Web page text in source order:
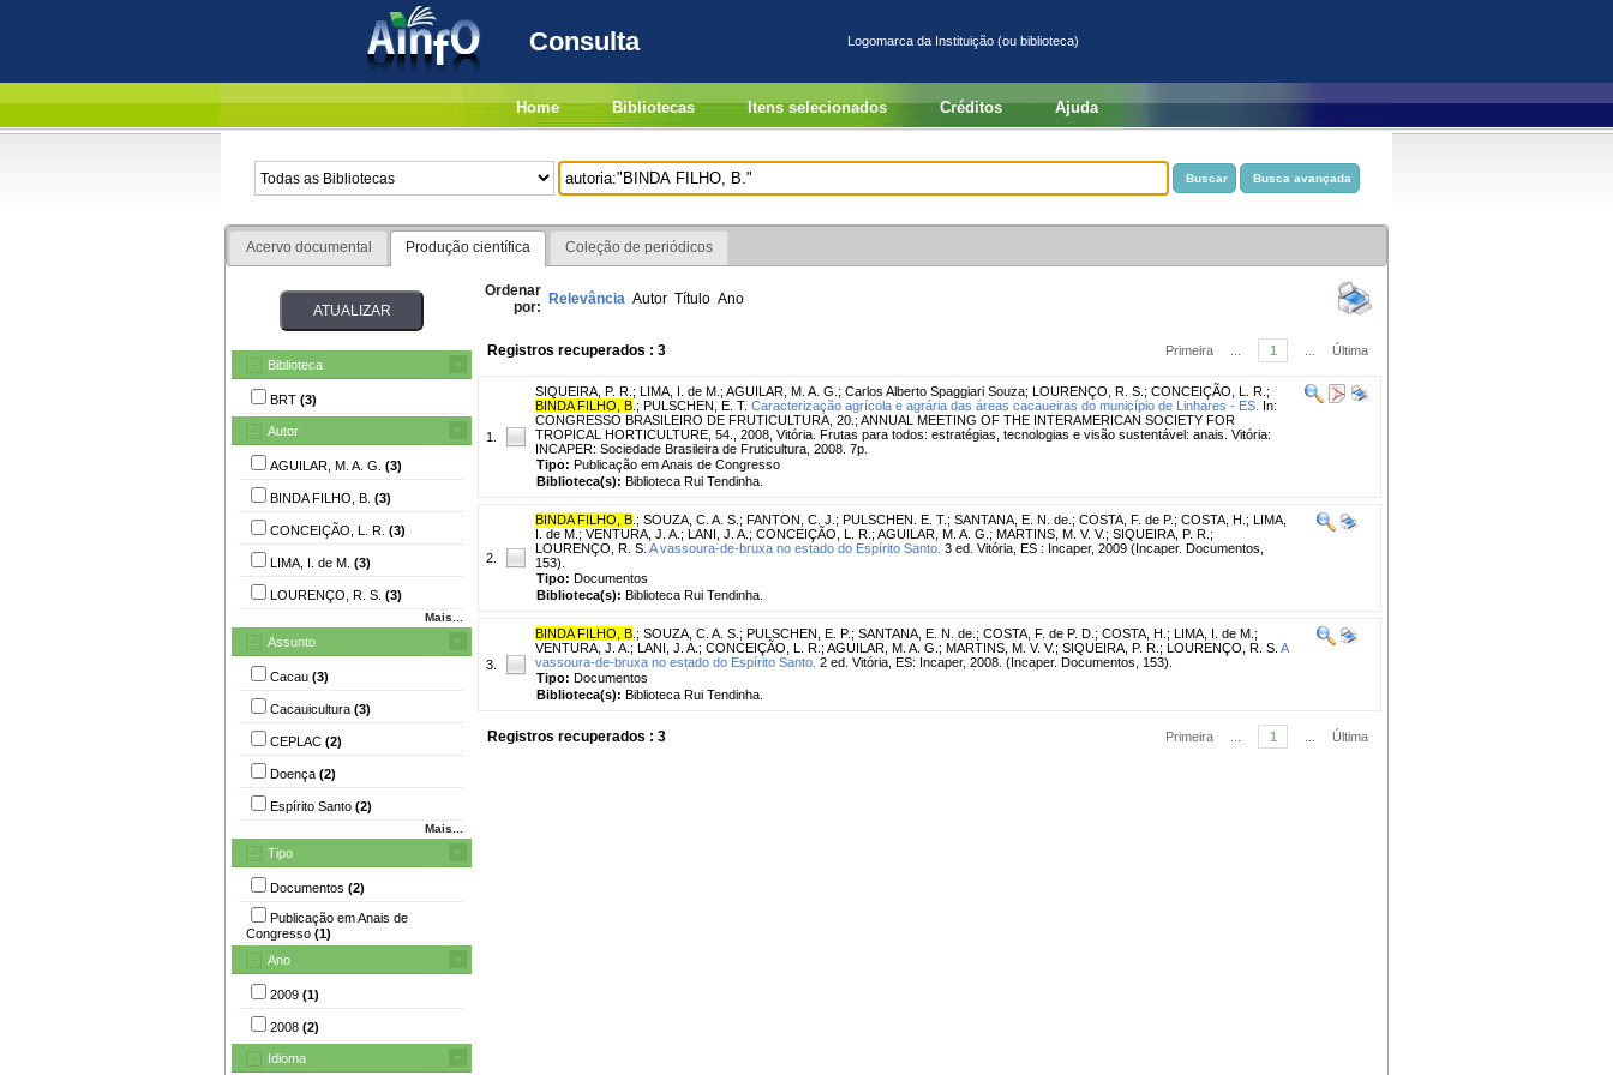
Consulta Logomarca da Instituição (ou biblioteca)
Home Bibliotecas Itens selecionados Créditos Ajuda
Acervo documental Produção científica Coleção de periódicos
Biblioteca
BRT (3)
Autor
AGUILAR, M. A. G. (3)
BINDA FILHO, B. (3)
CONCEIÇÃO, L. R. (3)
LIMA, I. de M. (3)
LOURENÇO, R. S. (3)
Mais...
Assunto
Cacau (3)
Cacauicultura (3)
CEPLAC (2)
Doença (2)
Espírito Santo (2)
Mais...
Tipo
Documentos (2)
Publicação em Anais de
Congresso (1)
Ano
2009 (1)
2008 (2)
Idioma
Ordenar
por: Relevância Autor Título Ano
Registros recuperados : 3 Primeira 1 Última
1.
SIQUEIRA, P. R. ; LIMA, I. de M. ; AGUILAR, M. A. G. ; Carlos Alberto Spaggiari Souza; LOURENÇO, R. S. ; CONCEIÇÃO, L. R. ;
BINDA FILHO, B ; PULSCHEN, E. T. Caracterização agrícola e agrária das áreas cacaueiras do município de Linhares - ES. In:
CONGRESSO BRASILEIRO DE FRUTICULTURA, 20.; ANNUAL MEETING OF THE INTERAMERICAN SOCIETY FOR
TROPICAL HORTICULTURE, 54., 2008, Vitória. Frutas para todos: estratégias, tecnologias e visão sustentável: anais. Vitória:
INCAPER: Sociedade Brasileira de Fruticultura, 2008. 7p.
Tipo: Publicação em Anais de Congresso
Biblioteca(s): Biblioteca Rui Tendinha.
2.
BINDA FILHO, B ; SOUZA, C. A. S. ; FANTON, C. J. ; PULSCHEN. E. T. ; SANTANA, E. N. de. ; COSTA, F. de P. ; COSTA, H. ; LIMA,
I. de M. ; VENTURA, J. A. ; LANI, J. A. ; CONCEIÇÃO, L. R. ; AGUILAR, M. A. G. ; MARTINS, M. V. V.; SIQUEIRA, P. R. ;
LOURENÇO, R. S. A vassoura-de-bruxa no estado do Espírito Santo. 3 ed. Vitória, ES : Incaper, 2009 (Incaper. Documentos,
153).
Tipo: Documentos
Biblioteca(s): Biblioteca Rui Tendinha.
3.
BINDA FILHO, B ; SOUZA, C. A. S. ; PULSCHEN, E. P. ; SANTANA, E. N. de. ; COSTA, F. de P. D. ; COSTA, H. ; LIMA, I. de M. ;
VENTURA, J. A. ; LANI, J. A. ; CONCEIÇÃO, L. R. ; AGUILAR, M. A. G. ; MARTINS, M. V. V.; SIQUEIRA, P. R. ; LOURENÇO, R. S. A
vassoura-de-bruxa no estado do Espírito Santo. 2 ed. Vitória, ES: Incaper, 2008. (Incaper. Documentos, 153).
Tipo: Documentos
Biblioteca(s): Biblioteca Rui Tendinha.
Registros recuperados : 3 Primeira 1 Última